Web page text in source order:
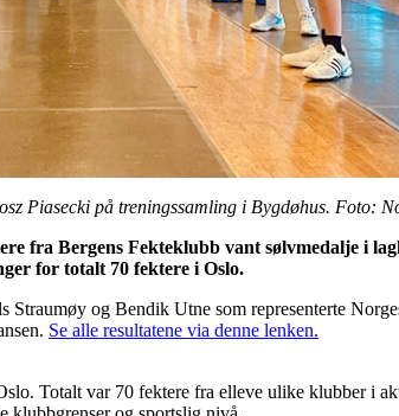
Piasecki på treningssamling i Bygdøhus. Foto:
fra Bergens Fekteklubb vant sølvmedalje i
for totalt 70 fektere i Oslo.
Straumøy og Bendik Utne som representerte
Se alle resultatene via denne lenken.
Totalt var 70 fektere fra elleve ulike klubber i